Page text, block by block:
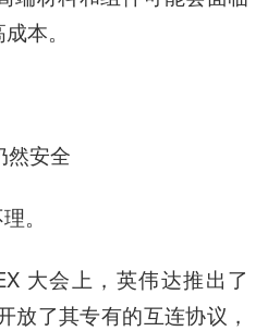
本。
然安全
。
大会上，英伟达推出了
放了其专有的互连协议，